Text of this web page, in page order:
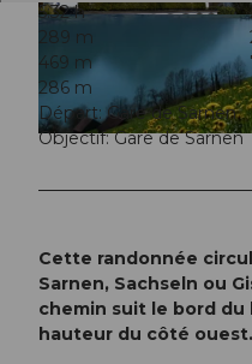
© Obwalden Tourismus, Obwalden Tourismus
5:32 h
289 m
469 m
286 m
Départ: Gare de Sarnen
Objectif: Gare de Sarnen
Cette randonnée
Sarnen, Sachseln ou
chemin suit le bord
hauteur du côté ouest.